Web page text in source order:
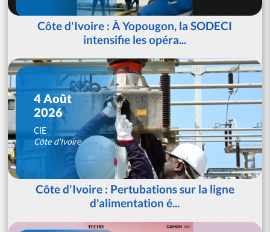
Côte d'Ivoire : À Yopougon, la SODECI
intensifie les opéra...
4 Août
2026
CIE
Côte d'Ivoire
Côte d'Ivoire : Pertubations sur la ligne
d'alimentation é...